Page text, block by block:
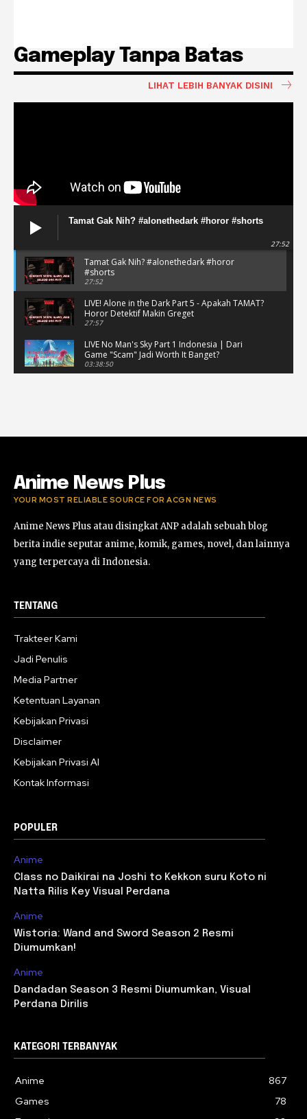
Gameplay Tanpa Batas
LIHAT LEBIH BANYAK DISINI
Tamat Gak Nih? #alonethedark #horor #shorts
27:52
Tamat Gak Nih? #alonethedark #horor
#shorts
27:52
LIVE! Alone in the Dark Part 5 - Apakah TAMAT?
Horor Detektif Makin Greget
27:57
LIVE No Man's Sky Part 1 Indonesia | Dari
Game "Scam" Jadi Worth It Banget?
03:38:50
#gaming #horor
Anime News Plus
YOUR MOST RELIABLE SOURCE FOR ACGN NEWS
Anime News Plus atau disingkat ANP adalah sebuah blog
berita indie seputar anime, komik, games, novel, dan lainnya
yang terpercaya di Indonesia.
TENTANG
Trakteer Kami
Jadi Penulis
Media Partner
Ketentuan Layanan
Kebijakan Privasi
Disclaimer
Kebijakan Privasi AI
Kontak Informasi
POPULER
Anime
Class no Daikirai na Joshi to Kekkon suru Koto ni
Natta Rilis Key Visual Perdana
Anime
Wistoria: Wand and Sword Season 2 Resmi
Diumumkan!
Anime
Dandadan Season 3 Resmi Diumumkan, Visual
Perdana Dirilis
KATEGORI TERBANYAK
Anime
867
Games
78